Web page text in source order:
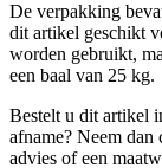
De verpakking
dit artikel geschikt
worden gebruikt,
een baal van 25 kg.
Bestelt u dit artikel
afname? Neem dan
advies of een